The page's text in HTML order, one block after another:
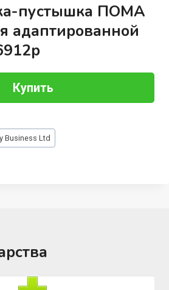
пустышка ПОМА
адаптированной
Купить
Business Ltd